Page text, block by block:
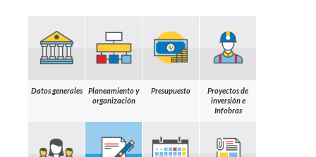
Datos generales
Planeamiento y
organización
Presupuesto
Proyectos de
inversión e
Infobras